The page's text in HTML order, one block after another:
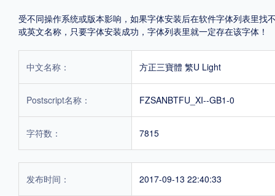
受不同操作系统或版本影响，如果字体安装后在软件字体列表里
或英文名称，只要字体安装成功，字体列表里就一定存在该字体！
中文名称： 方正三寶體 繁U Light
Postscript名称： FZSANBTFU_XI--GB1-0
字符数： 7815
发布时间： 2017-09-13 22:40:33